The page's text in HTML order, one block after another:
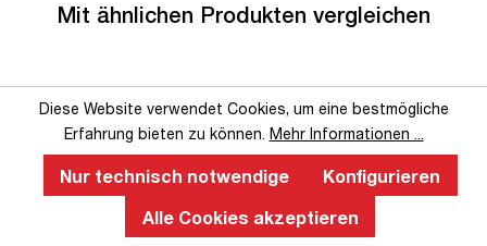
Mit ähnlichen Produkten vergleichen
Diese Website verwendet Cookies, um eine bestmögliche
Erfahrung bieten zu können. Mehr Informationen ...
Nur technisch notwendige
Konfigurieren
Alle Cookies akzeptieren